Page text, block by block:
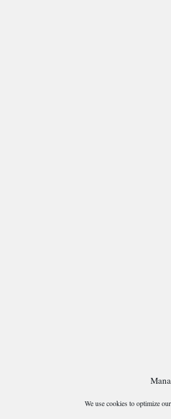
We use cookies to optimize